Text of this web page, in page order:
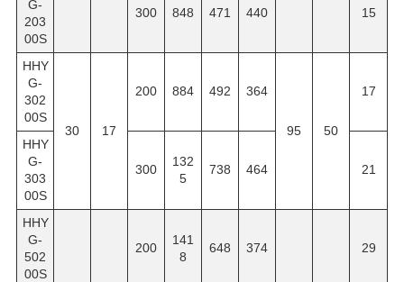
G-
203
00S
300 848 471 440 15
HHY
G-
302
00S
30
17
200 884 492 364
95 50
17
HHY
G-
303
00S
300
132
5
738 464 21
HHY
G-
502
00S
200
141
8
648 374 29